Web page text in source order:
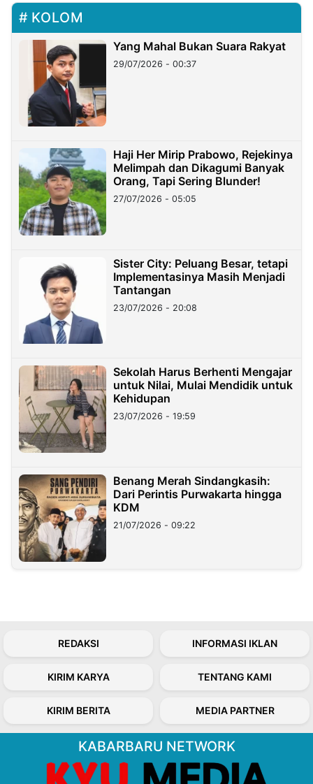
KOLOM
Yang Mahal Bukan Suara Rakyat
29/07/2026 - 00:37
Haji Her Mirip Prabowo, Rejekinya
Melimpah dan Dikagumi Banyak
Orang, Tapi Sering Blunder!
27/07/2026 - 05:05
Sister City: Peluang Besar, tetapi
Implementasinya Masih Menjadi
Tantangan
23/07/2026 - 20:08
Sekolah Harus Berhenti Mengajar
untuk Nilai, Mulai Mendidik untuk
Kehidupan
23/07/2026 - 19:59
Benang Merah Sindangkasih:
Dari Perintis Purwakarta hingga
KDM
21/07/2026 - 09:22
REDAKSI INFORMASI IKLAN
KIRIM KARYA TENTANG KAMI
KIRIM BERITA MEDIA PARTNER
KABARBARU NETWORK